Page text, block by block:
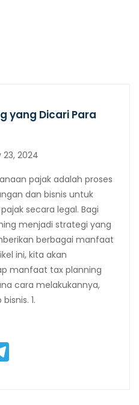
yang Dicari Para
23, 2024
pajak adalah proses
dan bisnis untuk
secara legal. Bagi
menjadi strategi yang
berbagai manfaat
ini, kita akan
manfaat tax planning
cara melakukannya,
1.